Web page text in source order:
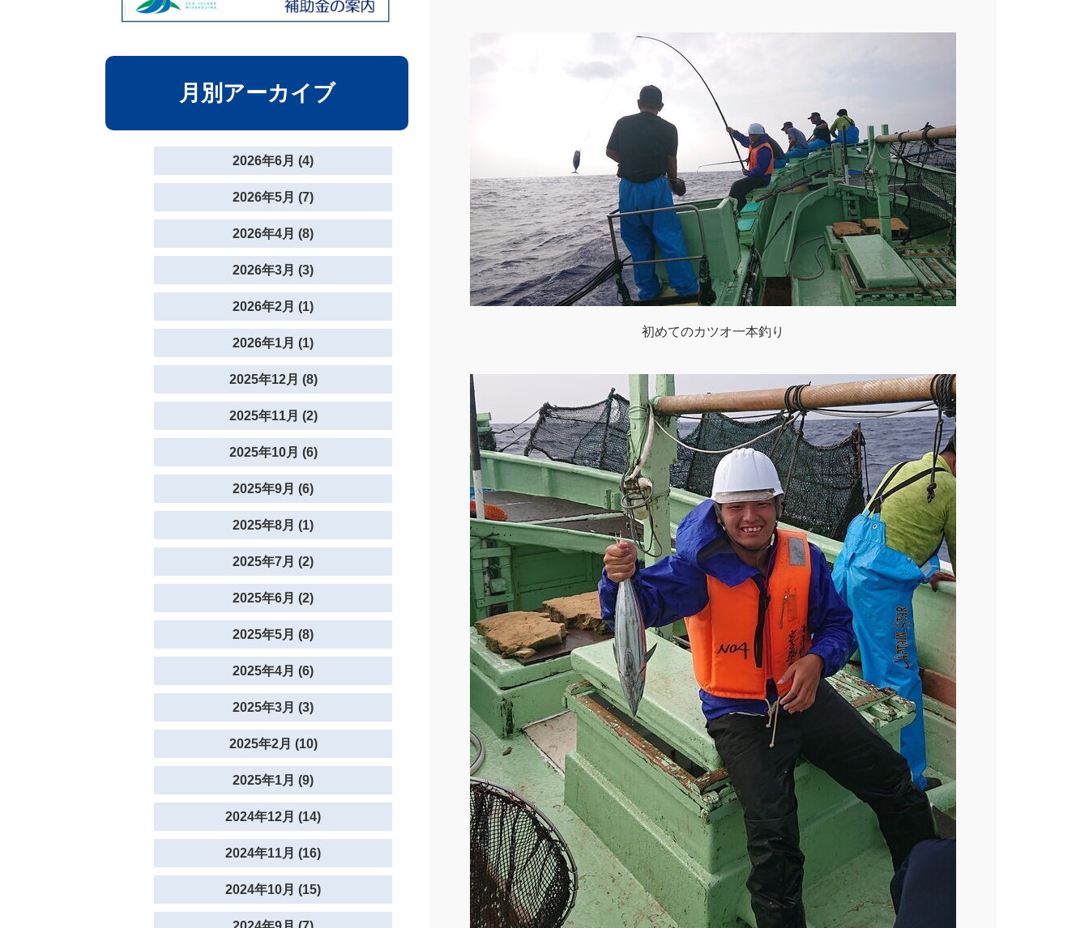
初めてのカツオ一本釣り
月別アーカイブ
2026年6月 (4)
2026年5月 (7)
2026年4月 (8)
2026年3月 (3)
2026年2月 (1)
2026年1月 (1)
2025年12月 (8)
2025年11月 (2)
2025年10月 (6)
2025年9月 (6)
2025年8月 (1)
2025年7月 (2)
2025年6月 (2)
2025年5月 (8)
2025年4月 (6)
2025年3月 (3)
2025年2月 (10)
2025年1月 (9)
2024年12月 (14)
2024年11月 (16)
2024年10月 (15)